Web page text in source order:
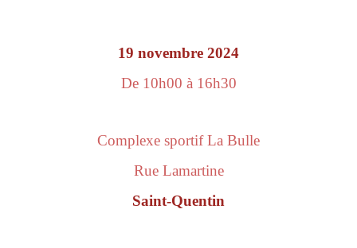
19 novembre 2024
De 10h00 à 16h30
Complexe sportif La Bulle
Rue Lamartine
Saint-Quentin